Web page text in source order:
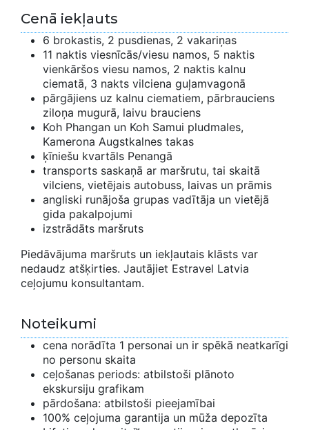
Cenā iekļauts
6 brokastis, 2 pusdienas, 2 vakariņas
11 naktis viesnīcās/viesu namos, 5 naktis
vienkāršos viesu namos, 2 naktis kalnu
ciematā, 3 nakts vilciena guļamvagonā
pārgājiens uz kalnu ciematiem, pārbrauciens
ziloņa mugurā, laivu brauciens
Koh Phangan un Koh Samui pludmales,
Kamerona Augstkalnes takas
ķīniešu kvartāls Penangā
transports saskaņā ar maršrutu, tai skaitā
vilciens, vietējais autobuss, laivas un prāmis
angliski runājoša grupas vadītāja un vietējā
gida pakalpojumi
izstrādāts maršruts
Piedāvājuma maršruts un iekļautais klāsts var
nedaudz atšķirties. Jautājiet Estravel Latvia
ceļojumu konsultantam.
Noteikumi
cena norādīta 1 personai un ir spēkā neatkarīgi
no personu skaita
ceļošanas periods: atbilstoši plānoto
ekskursiju grafikam
pārdošana: atbilstoši pieejamībai
100% ceļojuma garantija un mūža depozīta